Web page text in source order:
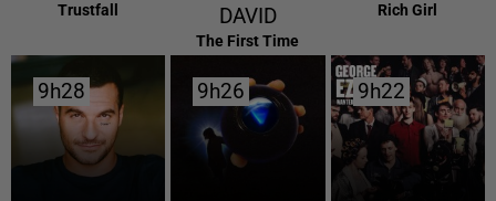
Trustfall
DAVID
The First Time
Rich Girl
9h28
9h28 9h26
9h26 9h22
9h22